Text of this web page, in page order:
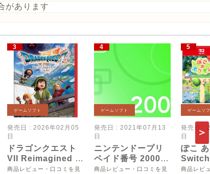
があります
ゲームソフト
発売日 : 2026年02月05
日
ドラゴンクエスト
VII Reimagined -
Switch2
商品レビュー・口コミを見
ゲームソフト
発売日 : 2021年07月13
日
ニンテンドープリ
ペイド番号 2000
円|オンラインコー
商品レビュー・口コミを見
ゲームソフ
発売日 :
日
ぽこ あ
【
商品レビ